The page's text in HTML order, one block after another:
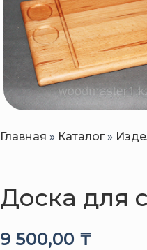
Главная » Каталог»
Доска для
9 500,00 ₸